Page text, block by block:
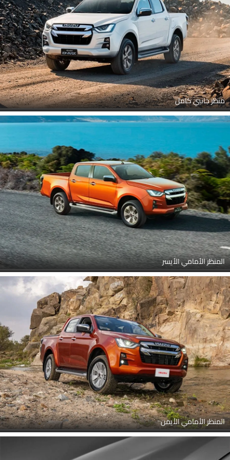
منظر جانبي كامل
المنظر الأمامي الأيسر
المنظر الأمامي الأيمن